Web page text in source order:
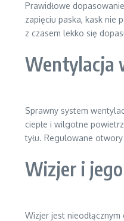
Prawidłowe
zapięciu paska, kask nie
z czasem lekko się
Wentylacja
Sprawny system
ciepłe i wilgotne
tyłu. Regulowane
Wizjer i
Wizjer jest